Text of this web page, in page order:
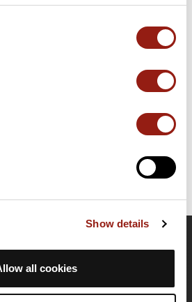
Show details
all cookies
6,9 km de chemins et 6,2 km de
une ascension cumulée de plus de
parcours: 21 juillet 2024 à 15:16:57.